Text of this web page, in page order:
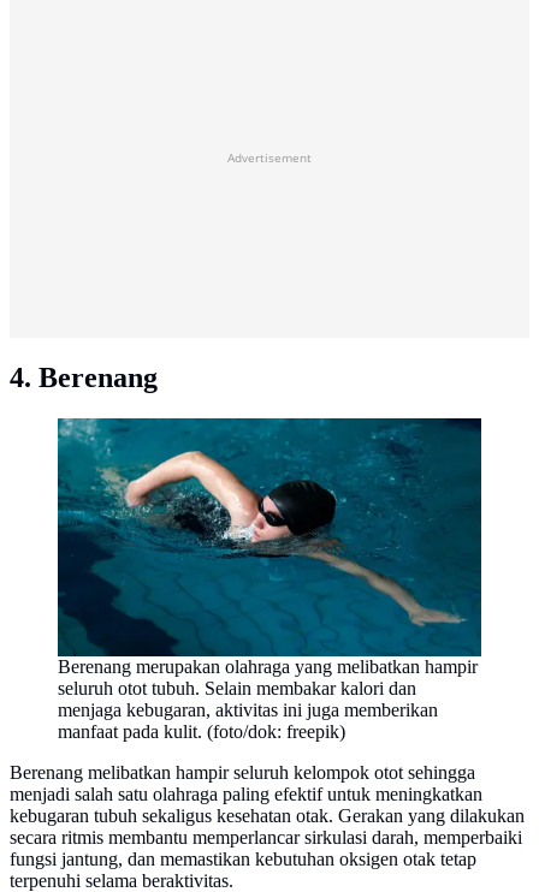
Advertisement
4. Berenang
Berenang merupakan olahraga yang melibatkan hampir
seluruh otot tubuh. Selain membakar kalori dan
menjaga kebugaran, aktivitas ini juga memberikan
manfaat pada kulit. (foto/dok: freepik)
Berenang melibatkan hampir seluruh kelompok otot sehingga
menjadi salah satu olahraga paling efektif untuk meningkatkan
kebugaran tubuh sekaligus kesehatan otak. Gerakan yang dilakukan
secara ritmis membantu memperlancar sirkulasi darah, memperbaiki
fungsi jantung, dan memastikan kebutuhan oksigen otak tetap
terpenuhi selama beraktivitas.